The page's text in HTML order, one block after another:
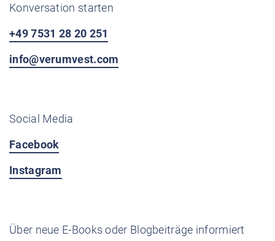
Konversation starten
+49 7531 28 20 251
info@verumvest.com
Social Media
Facebook
Instagram
Über neue E-Books oder Blogbeiträge informiert